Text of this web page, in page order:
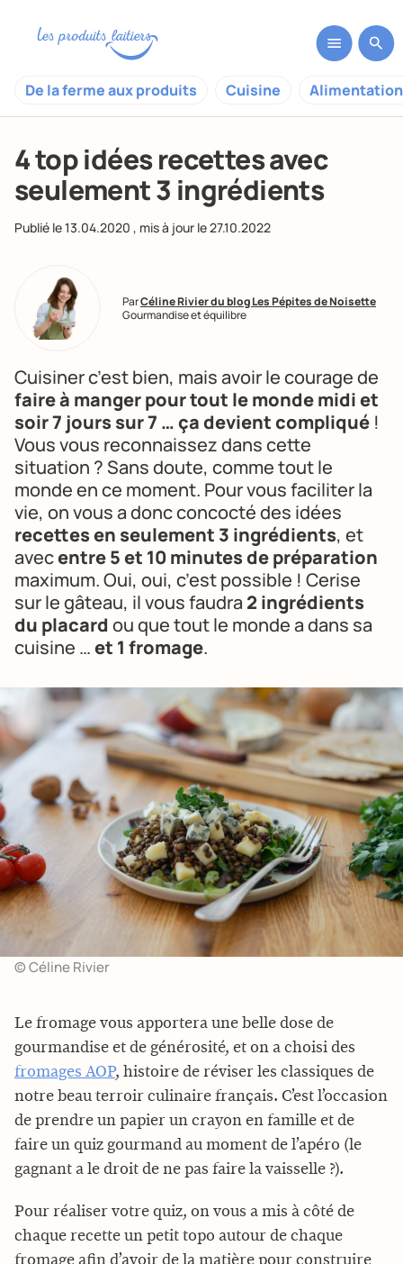
De la ferme aux produits Cuisine
4 top idées recettes avec
seulement 3 ingrédients
Publié le13.04.2020 , mis à jour le27.10.2022
ParCéline Rivier du blog Les Pépites de Noisette
Gourmandise et équilibre
Cuisiner c’est bien, mais avoir le courage de
faire à manger pour tout le monde midi et
soir 7 jours sur 7 … ça devient compliqué !
Vous vous reconnaissez dans cette
situation ? Sans doute, comme tout le
monde en ce moment. Pour vous faciliter la
vie, on vous a donc concocté des idées
recettes en seulement 3 ingrédients, et
avecentre 5 et 10 minutes de préparation
maximum. Oui, oui, c’est possible ! Cerise
sur le gâteau, il vous faudra 2 ingrédients
du placard ou que tout le monde a dans sa
cuisine …et 1 fromage.
© Céline Rivier
Le fromage vous apportera une belle dose de
gourmandise et de générosité, et on a choisi des
fromages AOP, histoire de réviser les classiques de
notre beau terroir culinaire français. C’est l’occasion
de prendre un papier un crayon en famille et de
faire un quiz gourmand au moment de l’apéro (le
gagnant a le droit de ne pas faire la vaisselle ?).
Pour réaliser votre quiz, on vous a mis à côté de
chaque recette un petit topo autour de chaque
fromage afin d’avoir de la matière pour construire